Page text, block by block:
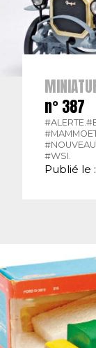
n° 387
#ALERTE.
#WSI.
Publié le